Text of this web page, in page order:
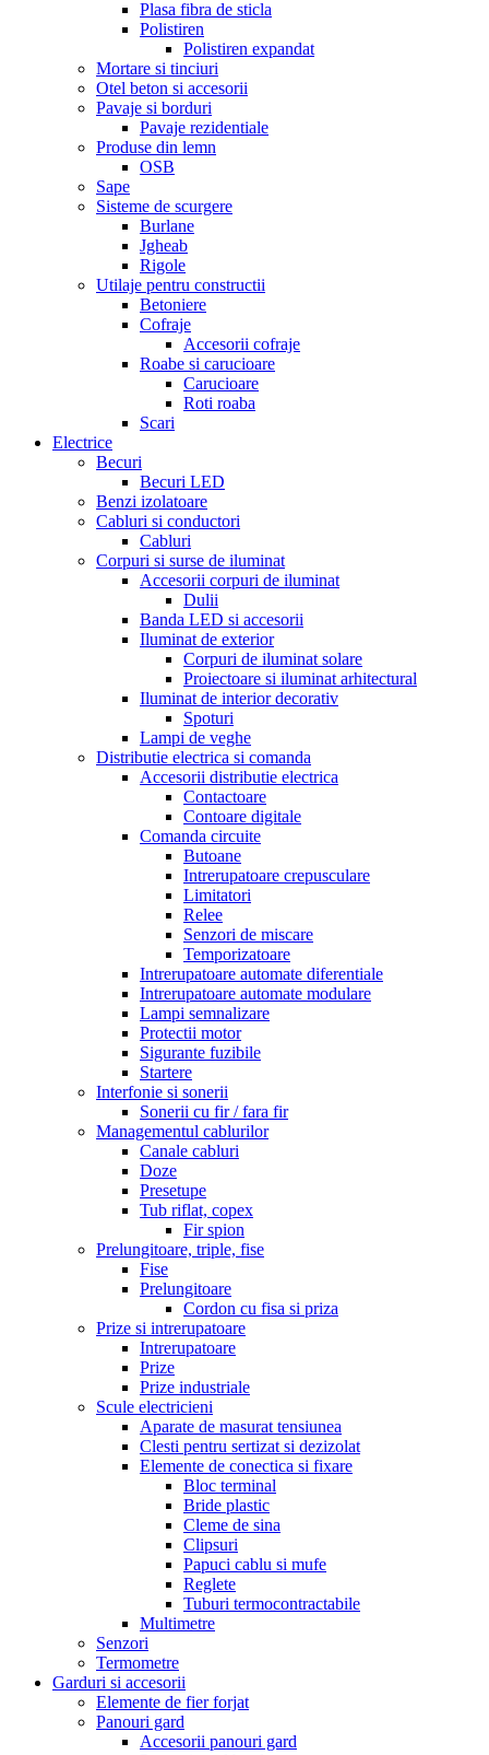
Plasa fibra de sticla
Polistiren
Polistiren expandat
Mortare si tinciuri
Otel beton si accesorii
Pavaje si borduri
Pavaje rezidentiale
Produse din lemn
OSB
Sape
Sisteme de scurgere
Burlane
Jgheab
Rigole
Utilaje pentru constructii
Betoniere
Cofraje
Accesorii cofraje
Roabe si carucioare
Carucioare
Roti roaba
Scari
Electrice
Becuri
Becuri LED
Benzi izolatoare
Cabluri si conductori
Cabluri
Corpuri si surse de iluminat
Accesorii corpuri de iluminat
Dulii
Banda LED si accesorii
Iluminat de exterior
Corpuri de iluminat solare
Proiectoare si iluminat arhitectural
Iluminat de interior decorativ
Spoturi
Lampi de veghe
Distributie electrica si comanda
Accesorii distributie electrica
Contactoare
Contoare digitale
Comanda circuite
Butoane
Intrerupatoare crepusculare
Limitatori
Relee
Senzori de miscare
Temporizatoare
Intrerupatoare automate diferentiale
Intrerupatoare automate modulare
Lampi semnalizare
Protectii motor
Sigurante fuzibile
Startere
Interfonie si sonerii
Sonerii cu fir / fara fir
Managementul cablurilor
Canale cabluri
Doze
Presetupe
Tub riflat, copex
Fir spion
Prelungitoare, triple, fise
Fise
Prelungitoare
Cordon cu fisa si priza
Prize si intrerupatoare
Intrerupatoare
Prize
Prize industriale
Scule electricieni
Aparate de masurat tensiunea
Clesti pentru sertizat si dezizolat
Elemente de conectica si fixare
Bloc terminal
Bride plastic
Cleme de sina
Clipsuri
Papuci cablu si mufe
Reglete
Tuburi termocontractabile
Multimetre
Senzori
Termometre
Garduri si accesorii
Elemente de fier forjat
Panouri gard
Accesorii panouri gard